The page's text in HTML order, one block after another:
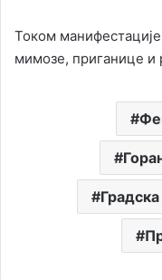
Током
мимозе, приганице и